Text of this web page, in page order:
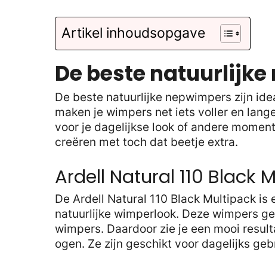
Artikel inhoudsopgave
De beste
De beste natuurlijke nepwimpers zijn
maken je wimpers net iets voller en
voor je dagelijkse look of andere
creëren met toch dat beetje extra.
Ardell Natural 110 Black
De Ardell Natural 110 Black Multipack
natuurlijke wimperlook. Deze wimpers
wimpers. Daardoor zie je een mooi
ogen. Ze zijn geschikt voor dagelijks